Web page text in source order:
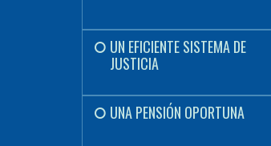
UN EFICIENTE SISTEMA DE
JUSTICIA
UNA PENSIÓN OPORTUNA